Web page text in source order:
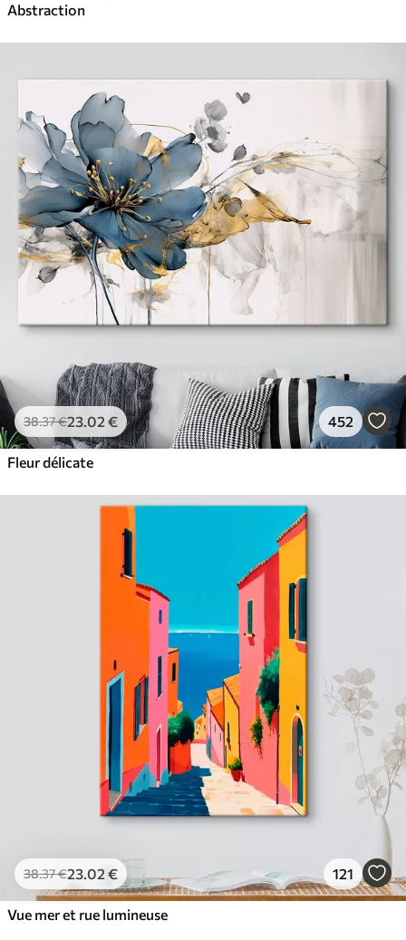
Abstraction
38.37€23.02 € 452
Fleur délicate
38.37€23.02 € 121
Vue mer et rue lumineuse